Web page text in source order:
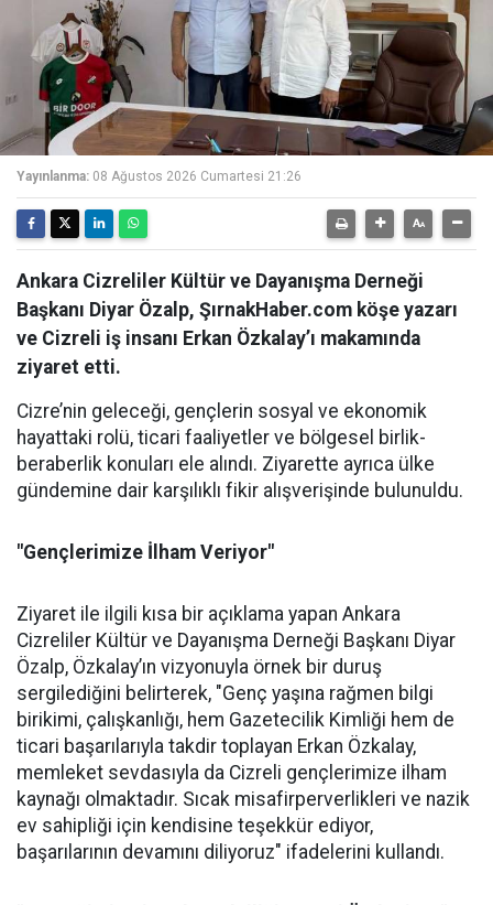
Yayınlanma: 08 Ağustos 2026 Cumartesi 21:26
Ankara Cizreliler Kültür ve Dayanışma Derneği
Başkanı Diyar Özalp, ŞırnakHaber.com köşe yazarı
ve Cizreli iş insanı Erkan Özkalay’ı makamında
ziyaret etti.
Cizre’nin geleceği, gençlerin sosyal ve ekonomik
hayattaki rolü, ticari faaliyetler ve bölgesel birlik-
beraberlik konuları ele alındı. Ziyarette ayrıca ülke
gündemine dair karşılıklı fikir alışverişinde bulunuldu.
"Gençlerimize İlham Veriyor"
Ziyaret ile ilgili kısa bir açıklama yapan Ankara
Cizreliler Kültür ve Dayanışma Derneği Başkanı Diyar
Özalp, Özkalay’ın vizyonuyla örnek bir duruş
sergilediğini belirterek, "Genç yaşına rağmen bilgi
birikimi, çalışkanlığı, hem Gazetecilik Kimliği hem de
ticari başarılarıyla takdir toplayan Erkan Özkalay,
memleket sevdasıyla da Cizreli gençlerimize ilham
kaynağı olmaktadır. Sıcak misafirperverlikleri ve nazik
ev sahipliği için kendisine teşekkür ediyor,
başarılarının devamını diliyoruz" ifadelerini kullandı.